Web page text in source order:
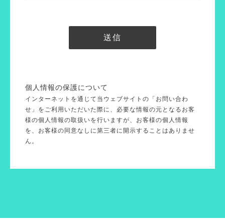
個人情報の保護について
インターネットを通じて当ウェブサイトの「お問い合わ
せ」をご利用いただいた際に、必要な情報の元となるお客
様の個人情報の取扱いを行いますが、お客様の個人情報
を、お客様の同意なしに第三者に開示することはありませ
ん。